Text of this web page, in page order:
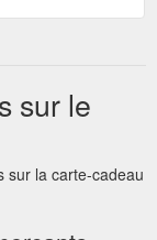
sur le
sur la carte-cadeau